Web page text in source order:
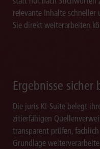
relevante Inhalte schneller
Sie direkt weiterarbeiten
Ergebnisse sicher
Die juris KI-Suite belegt
zitierfähigen
transparent prüfen,
Grundlage